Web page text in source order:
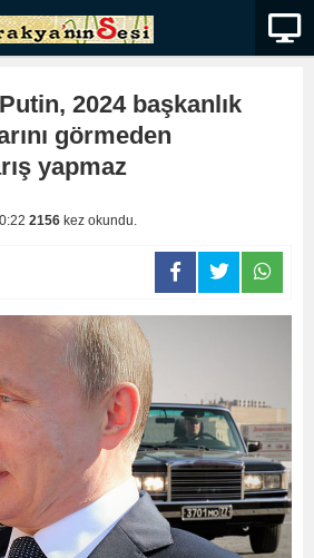
2024 başkanlık
görmeden
yapmaz
2156 kez okundu.